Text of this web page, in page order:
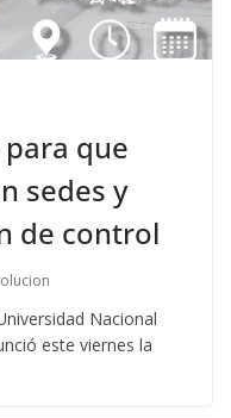
que
sedes y
de control
Nacional
este viernes la